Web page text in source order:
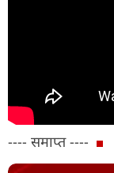
---- समाप्त ----